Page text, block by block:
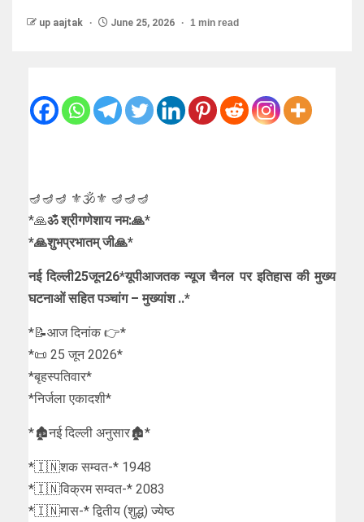
up aajtak June 25, 2026 1 min read
🪔🪔🪔 ⚜🕉⚜ 🪔🪔🪔
*🙏ॐ श्रीगणेशाय नम:🙏*
*🙏शुभप्रभातम् जी🙏*
नई दिल्ली25जून26*यूपीआजतक न्यूज चैनल पर इतिहास की मुख्य
घटनाओं सहित पञ्चांग – मुख्यांश ..*
*📝आज दिनांक 👉*
*📜 25 जून 2026*
*बृहस्पतिवार*
*निर्जला एकादशी*
*🏚नई दिल्ली अनुसार🏚*
*🇮🇳शक सम्वत-* 1948
*🇮🇳विक्रम सम्वत-* 2083
*🇮🇳मास-* द्वितीय (शुद्ध) ज्येष्ठ